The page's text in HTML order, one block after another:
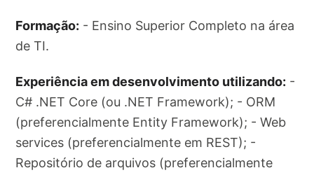
Formação: - Ensino Superior Completo na área
de TI.
Experiência em desenvolvimento utilizando: -
C# .NET Core (ou .NET Framework); - ORM
(preferencialmente Entity Framework); - Web
services (preferencialmente em REST); -
Repositório de arquivos (preferencialmente